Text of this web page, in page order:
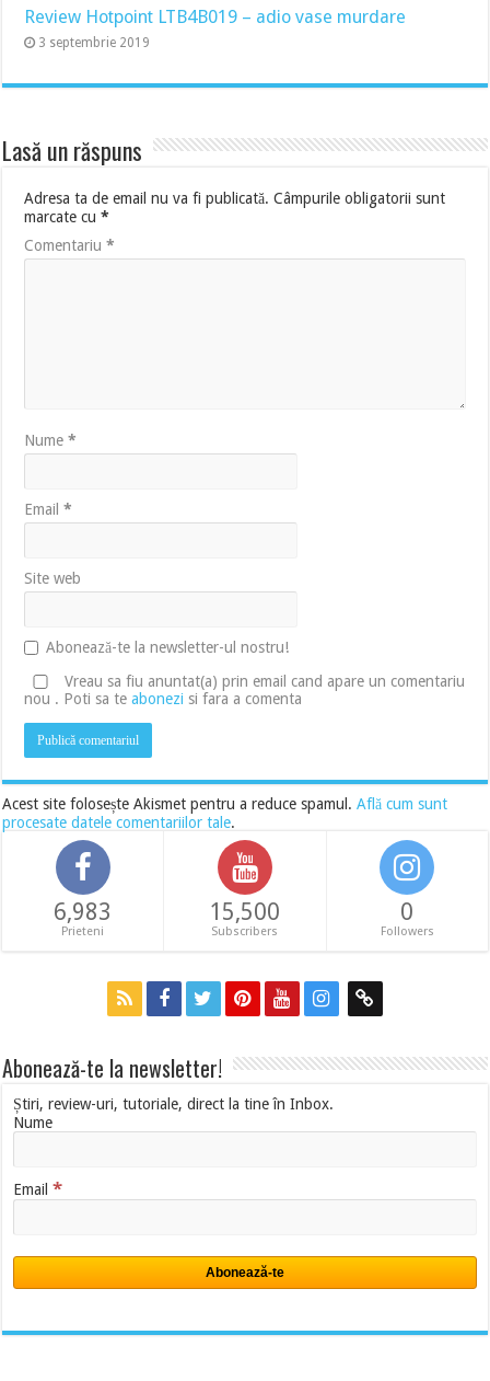
Review Hotpoint LTB4B019 – adio vase murdare
3 septembrie 2019
Lasă un răspuns
Adresa ta de email nu va fi publicată. Câmpurile obligatorii sunt
marcate cu*
Comentariu*
Nume*
Email*
Site web
Abonează-te la newsletter-ul nostru!
Vreau sa fiu anuntat(a) prin email cand apare un comentariu
nou . Poti sa teabonezi si fara a comenta
Acest site folosește Akismet pentru a reduce spamul.Află cum sunt
procesate datele comentariilor tale.
6,983
Prieteni
15,500
Subscribers
0
Followers
Abonează-te la newsletter!
Știri, review-uri, tutoriale, direct la tine în Inbox.
Nume
Email*